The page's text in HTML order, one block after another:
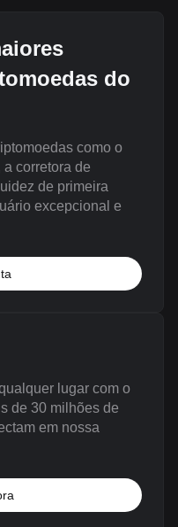
do
como o
corretora de
de primeira
excepcional e
lugar com o
de 30 milhões de
em nossa